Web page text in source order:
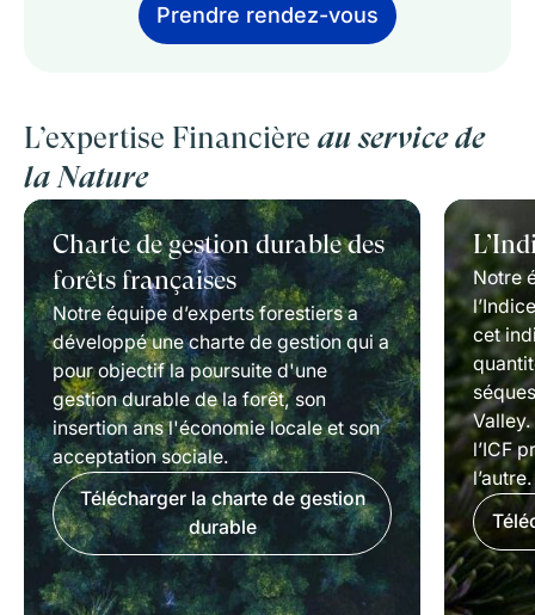
Prendre rendez-vous
L’expertise Financière au service de
la Nature
Charte de gestion durable des
forêts françaises
Notre équipe d’experts forestiers a
développé une charte de gestion qui a
pour objectif la poursuite d'une
gestion durable de la forêt, son
insertion ans l'économie locale et son
acceptation sociale.
Télécharger la charte de gestion
durable
Notre
cet
l’ICF
l’autre.